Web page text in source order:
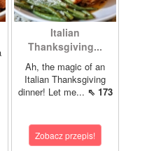
Italian
Thanksgiving...
Ah, the magic of an
Italian Thanksgiving
dinner! Let me... ⇖ 173
Zobacz przepis!